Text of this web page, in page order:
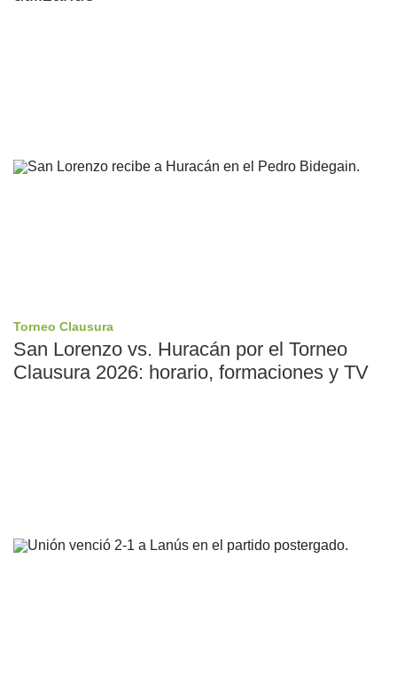
Torneo Clausura
San Lorenzo vs. Huracán por el Torneo
Clausura 2026: horario, formaciones y TV